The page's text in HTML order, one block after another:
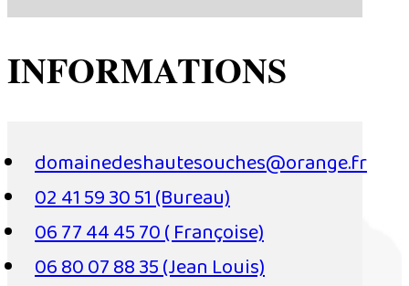
INFORMATIONS
domainedeshautesouches@orange.fr
02 41 59 30 51 (Bureau)
06 77 44 45 70 ( Françoise)
06 80 07 88 35 (Jean Louis)